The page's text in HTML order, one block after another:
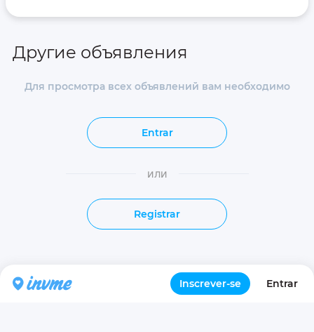
Inscrever-se Entrar
Другие объявления
Для просмотра всех объявлений вам необходимо
Entrar
или
Registrar